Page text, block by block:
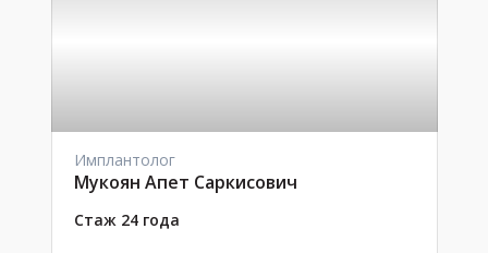
Имплантолог
Мукоян Апет Саркисович
Стаж 24 года